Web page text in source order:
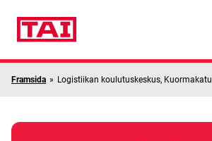
Framsida » Logistiikan koulutuskeskus, Kuormakatu